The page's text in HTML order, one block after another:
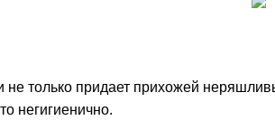
не только придает прихожей
негигиенично.